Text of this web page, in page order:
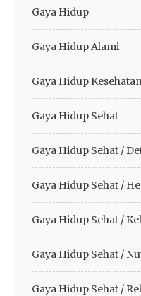
Gaya Hidup
Gaya Hidup Alami
Gaya Hidup
Gaya Hidup Sehat
Gaya Hidup Sehat /
Gaya Hidup Sehat /
Gaya Hidup Sehat /
Gaya Hidup Sehat /
Gaya Hidup Sehat /